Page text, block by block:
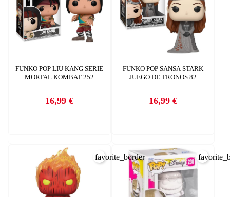
FUNKO POP LIU KANG SERIE
MORTAL KOMBAT 252
Precio
16,99 €
FUNKO POP SANSA STARK
JUEGO DE TRONOS 82
Precio
16,99 €
favorite_border
add_circle_outline
Crear nueva lista
CANCELAR
CANCELAR